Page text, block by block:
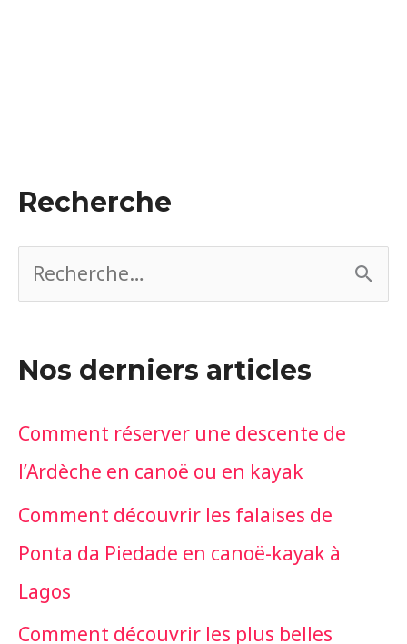
Recherche
c
e
r
c
h
e
r
Nos derniers articles
Comment réserver une descente de
l’Ardèche en canoë ou en kayak
Comment découvrir les falaises de
Ponta da Piedade en canoë-kayak à
Lagos
Comment découvrir les plus belles